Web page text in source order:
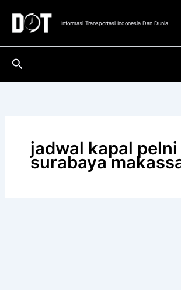
konten
Informasi Transportasi Indonesia Dan Dunia
Cari
jadwal kapal pelni
surabaya